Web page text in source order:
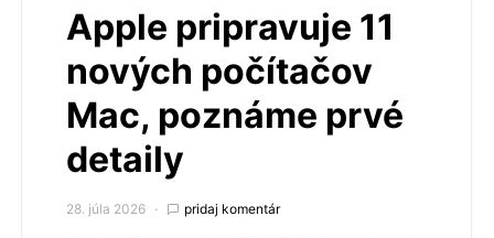
Apple pripravuje 11
nových počítačov
Mac, poznáme prvé
detaily
28. júla 2026 pridaj komentár